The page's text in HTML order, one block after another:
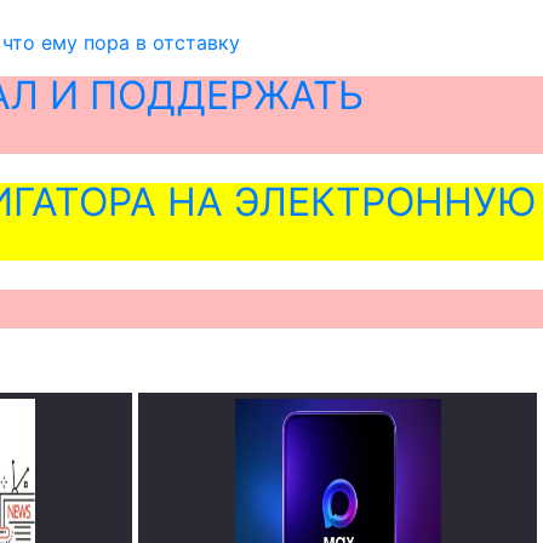
ему пора в отставку
И ПОДДЕРЖАТЬ
НА ЭЛЕКТРОННУЮ